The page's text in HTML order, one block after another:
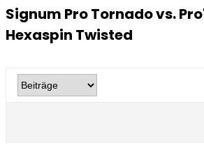
Signum Pro Tornado vs.
Hexaspin Twisted